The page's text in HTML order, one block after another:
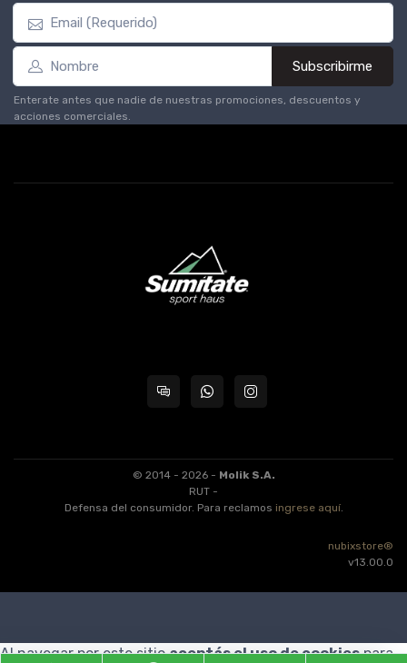
Subscribirme
Enterate antes que nadie de nuestras promociones, descuentos y
acciones comerciales.
© 2014 - 2026 - Molik S.A.
RUT -
Defensa del consumidor. Para reclamos ingrese aquí.
nubixstore®
v13.00.0
Al navegar por este sitioaceptás el uso de cookiespara